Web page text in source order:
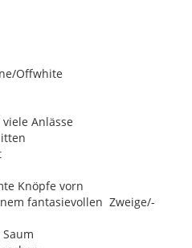
Offwhite
Anlässe
Knöpfe vorn
fantasievollen Zweige/-